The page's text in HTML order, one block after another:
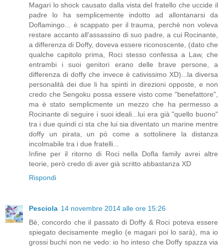
Magari lo shock causato dalla vista del fratello che uccide il
padre lo ha semplicemente indotto ad allontanarsi da
Doflamingo... è scappato per il trauma, perchè non voleva
restare accanto all'assassino di suo padre, a cui Rocinante,
a differenza di Doffy, doveva essere riconoscente, (dato che
qualche capitolo prima, Roci stesso confessa a Law, che
entrambi i suoi genitori erano delle brave persone, a
differenza di doffy che invece è cativissimo XD)...la diversa
personalità dei due li ha spinti in direzioni opposte, e non
credo che Sengoku possa essere visto come "benefattore",
ma è stato semplicmente un mezzo che ha permesso a
Rocinante di seguire i suoi ideali...lui era già "quello buono"
tra i due quindi ci sta che lui sia diventato un marine mentre
doffy un pirata, un pò come a sottolinere la distanza
incolmabile tra i due fratelli...
Infine per il ritorno di Roci nella Dofla family avrei altre
teorie, però credo di aver già scritto abbastanza XD
Rispondi
Pesciola 14 novembre 2014 alle ore 15:26
Bè, concordo che il passato di Doffy & Roci poteva essere
spiegato decisamente meglio (e magari poi lo sarà), ma io
grossi buchi non ne vedo: io ho inteso che Doffy spazza via